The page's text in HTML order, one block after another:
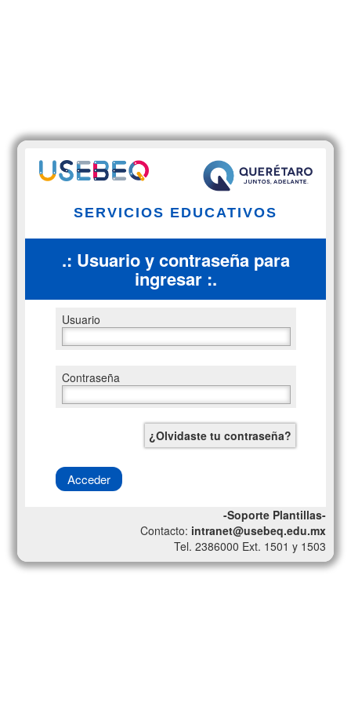
SERVICIOS EDUCATIVOS
.: Usuario y contraseña para
ingresar :.
Usuario
Contraseña
¿Olvidaste tu contraseña?
Acceder
-Soporte Plantillas-
Contacto: intranet@usebeq.edu.mx
Tel. 2386000 Ext. 1501 y 1503